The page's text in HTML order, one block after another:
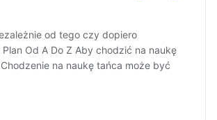
od tego czy dopiero
Od A Do Z Aby chodzić na naukę
na naukę tańca może być